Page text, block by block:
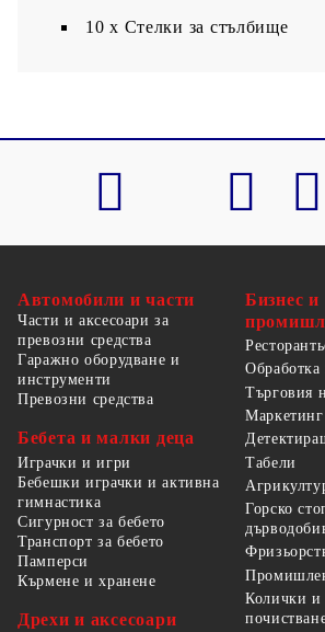
10 x Стелки за стълбище
Автомобили и части
Части и аксесоари за
превозни средства
Гаражно оборудване и
инструменти
Превозни средства
Бебета и малки деца
Играчки и игри
Бебешки играчки и активна
гимнастика
Сигурност за бебето
Транспорт за бебето
Памперси
Кърмене и хранене
Дрехи и аксесоари
Бизнес и
Обработка
Търговия
Табели
Горско
Колички и